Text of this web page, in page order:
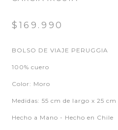
$169.990
BOLSO DE VIAJE PERUGGIA
100% cuero
Color: Moro
Medidas: 55 cm de largo x 25
Hecho a Mano - Hecho en Chile